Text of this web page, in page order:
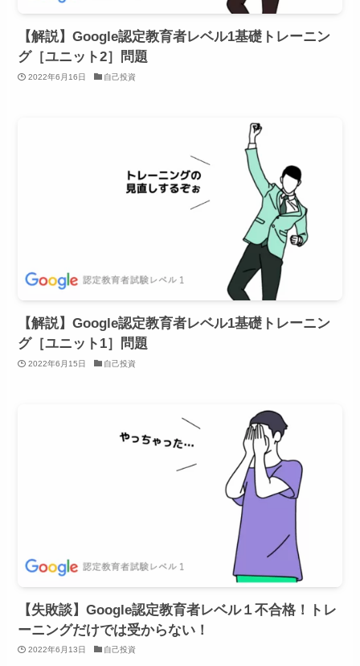
【解説】Google認定教育者レベル1基礎トレーニン
グ［ユニット2］問題
2022年6月16日 自己投資
【解説】Google認定教育者レベル1基礎トレーニン
グ［ユニット1］問題
2022年6月15日 自己投資
【失敗談】Google認定教育者レベル１不合格！トレ
ーニングだけでは受からない！
2022年6月13日 自己投資